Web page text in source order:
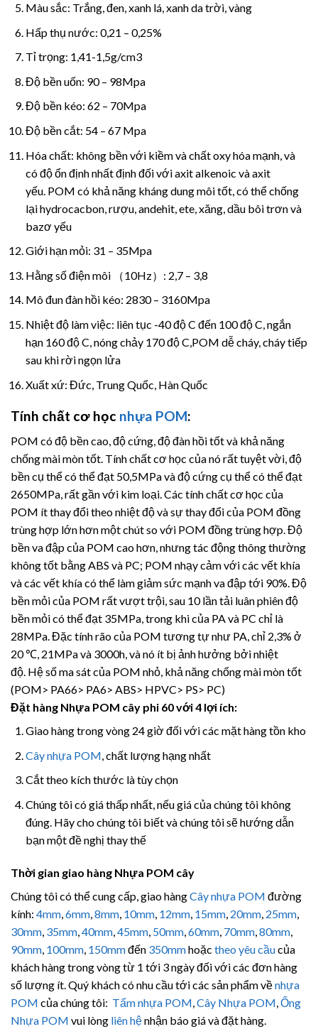
Màu sắc: Trắng, đen, xanh lá, xanh da trời, vàng
Hấp thụ nước: 0,21 – 0,25%
Tỉ trọng: 1,41-1,5g/cm3
Độ bền uốn: 90 – 98Mpa
Độ bền kéo: 62 – 70Mpa
Độ bền cắt: 54 – 67 Mpa
Hóa chất: không bền với kiềm và chất oxy hóa mạnh, và
có độ ổn định nhất định đối với axit alkenoic và axit
yếu. POM có khả năng kháng dung môi tốt, có thể chống
lại hydrocacbon, rượu, andehit, ete, xăng, dầu bôi trơn và
bazơ yếu
Giới hạn mỏi: 31 – 35Mpa
Hằng số điện môi （10Hz）: 2,7 – 3,8
Mô đun đàn hồi kéo: 2830 – 3160Mpa
Nhiệt độ làm việc: liên tục -40 độ C đến 100 độ C, ngắn
hạn 160 độ C, nóng chảy 170 độ C,POM dễ cháy, cháy tiếp
sau khi rời ngọn lửa
Xuất xứ: Đức, Trung Quốc, Hàn Quốc
Tính chất cơ học nhựa POM:
POM có độ bền cao, độ cứng, độ đàn hồi tốt và khả năng
chống mài mòn tốt. Tính chất cơ học của nó rất tuyệt vời, độ
bền cụ thể có thể đạt 50,5MPa và độ cứng cụ thể có thể đạt
2650MPa, rất gần với kim loại.Các tính chất cơ học của
POM ít thay đổi theo nhiệt độ và sự thay đổi của POM đồng
trùng hợp lớn hơn một chút so với POM đồng trùng hợp. Độ
bền va đập của POM cao hơn, nhưng tác động thông thường
không tốt bằng ABS và PC; POM nhạy cảm với các vết khía
và các vết khía có thể làm giảm sức mạnh va đập tới 90%. Độ
bền mỏi của POM rất vượt trội, sau 10 lần tải luân phiên độ
bền mỏi có thể đạt 35MPa, trong khi của PA và PC chỉ là
28MPa. Đặc tính rão của POM tương tự như PA, chỉ 2,3% ở
20 ℃, 21MPa và 3000h, và nó ít bị ảnh hưởng bởi nhiệt
độ. Hệ số ma sát của POM nhỏ, khả năng chống mài mòn tốt
(POM> PA66> PA6> ABS> HPVC> PS> PC)
Đặt hàng Nhựa POM cây phi 60 với 4 lợi ích:
Giao hàng trong vòng 24 giờ đối với các mặt hàng tồn kho
Cây nhựa POM , chất lượng hạng nhất
Cắt theo kích thước là tùy chọn
Chúng tôi có giá thấp nhất, nếu giá của chúng tôi không
đúng. Hãy cho chúng tôi biết và chúng tôi sẽ hướng dẫn
bạn một đề nghị thay thế
Thời gian giao hàng Nhựa POM cây
Chúng tôi có thể cung cấp, giao hàngCây nhựa POM đường
kính: 4mm 6mm 8mm 10mm 12mm 15mm 20mm 25mm
30mm 35mm 40mm 45mm 50mm 60mm 70mm 80mm
90mm 100mm 150mmđến 350mmhoặc theo yêu cầucủa
khách hàng trong vòng từ 1 tới 3 ngày đối với các đơn hàng
số lượng ít. Quý khách có nhu cầu tới các sản phẩm vềnhựa
POM của chúng tôi: Tấm nhựa POM Cây Nhựa POM Ống
Nhựa POM vui lòng liên hệnhận báo giá và đặt hàng.